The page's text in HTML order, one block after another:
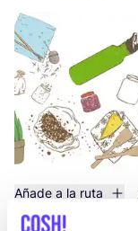
Añade a la ruta